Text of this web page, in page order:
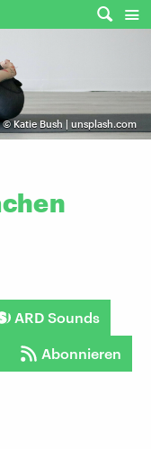
©Katie Bush | unsplash.com
ARD Sounds
Abonnieren